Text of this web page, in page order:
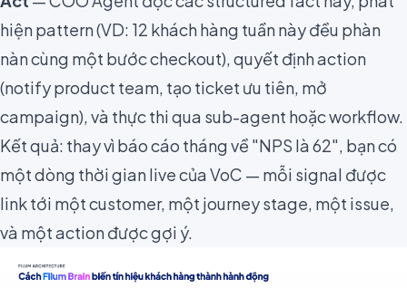
hiện pattern (VD: 12 khách hàng tuần này đều phàn
nàn cùng một bước checkout), quyết định action
(notify product team, tạo ticket ưu tiên, mở
campaign), và thực thi qua sub-agent hoặc workflow.
Kết quả: thay vì báo cáo tháng về "NPS là 62", bạn có
một dòng thời gian live của VoC — mỗi signal được
link tới một customer, một journey stage, một issue,
và một action được gợi ý.